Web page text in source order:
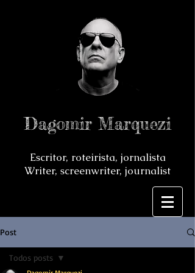
Dagomir Marquezi
Escritor, roteirista, jornalista
Writer, screenwriter, journalist
Post
Todos posts